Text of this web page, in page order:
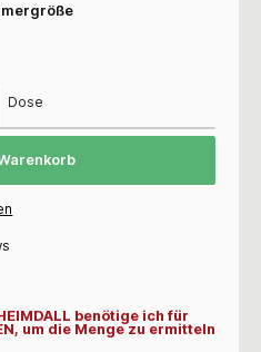
Dose
benötige ich für
um die Menge zu ermitteln